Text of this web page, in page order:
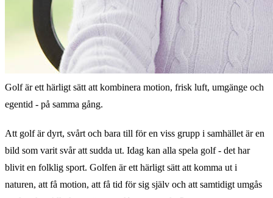
Golf är ett härligt sätt att kombinera motion, frisk luft, umgänge och
egentid - på samma gång.
Att golf är dyrt, svårt och bara till för en viss grupp i samhället är en
bild som varit svår att sudda ut. Idag kan alla spela golf - det har
blivit en folklig sport. Golfen är ett härligt sätt att komma ut i
naturen, att få motion, att få tid för sig själv och att samtidigt umgås